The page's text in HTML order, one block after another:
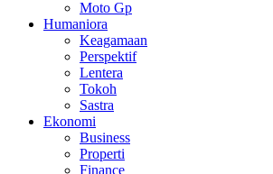
Moto Gp
Humaniora
Keagamaan
Perspektif
Lentera
Tokoh
Sastra
Ekonomi
Business
Properti
Finance